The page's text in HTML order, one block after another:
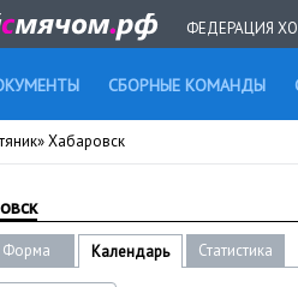
ФЕДЕРАЦИЯ
СБОРНЫЕ КОМАНДЫ
Хабаровск
Форма Календарь Статистика